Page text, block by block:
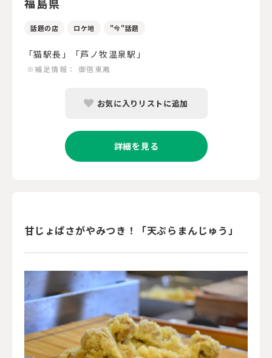
話題の店 ロケ地 "今"話題
「猫駅長」「芦ノ牧温泉駅」
※補足情報： 御宿東鳳
お気に入りリストに追加
詳細を見る
甘じょぱさがやみつき！「天ぷらまんじゅう」